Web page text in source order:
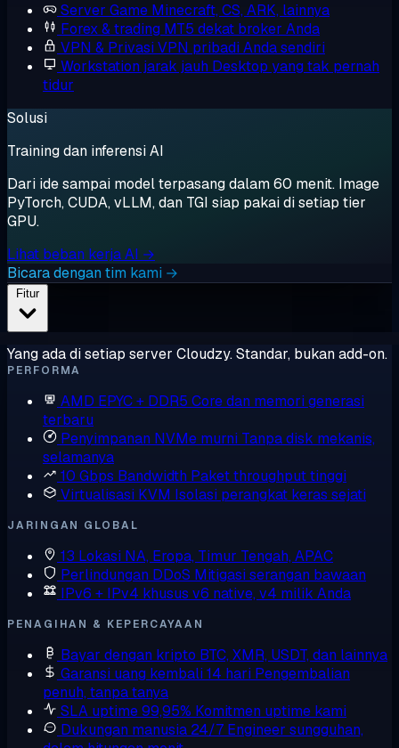
Server Game Minecraft, CS, ARK, lainnya
Forex & trading MT5 dekat broker Anda
VPN & Privasi VPN pribadi Anda sendiri
Workstation jarak jauh Desktop yang tak pernah
tidur
Solusi
Training dan inferensi AI
Dari ide sampai model terpasang dalam 60 menit. Image
PyTorch, CUDA, vLLM, dan TGI siap pakai di setiap tier
GPU.
Lihat beban kerja AI →
Bicara dengan tim kami →
Fitur
Yang ada di setiap server Cloudzy. Standar, bukan add-on.
PERFORMA
AMD EPYC + DDR5 Core dan memori generasi
terbaru
Penyimpanan NVMe murni Tanpa disk mekanis,
selamanya
10 Gbps Bandwidth Paket throughput tinggi
Virtualisasi KVM Isolasi perangkat keras sejati
JARINGAN GLOBAL
13 Lokasi NA, Eropa, Timur Tengah, APAC
Perlindungan DDoS Mitigasi serangan bawaan
IPv6 + IPv4 khusus v6 native, v4 milik Anda
PENAGIHAN & KEPERCAYAAN
Bayar dengan kripto BTC, XMR, USDT, dan lainnya
Garansi uang kembali 14 hari Pengembalian
penuh, tanpa tanya
SLA uptime 99,95% Komitmen uptime kami
Dukungan manusia 24/7 Engineer sungguhan,